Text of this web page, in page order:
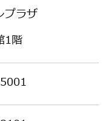
プラザ
1階